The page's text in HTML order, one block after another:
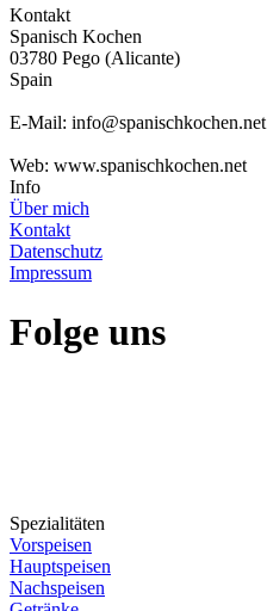
Kontakt
Spanisch Kochen
03780 Pego (Alicante)
Spain
E-Mail: info@spanischkochen.net
Web: www.spanischkochen.net
Info
Über mich
Kontakt
Datenschutz
Impressum
Folge uns
Spezialitäten
Vorspeisen
Hauptspeisen
Nachspeisen